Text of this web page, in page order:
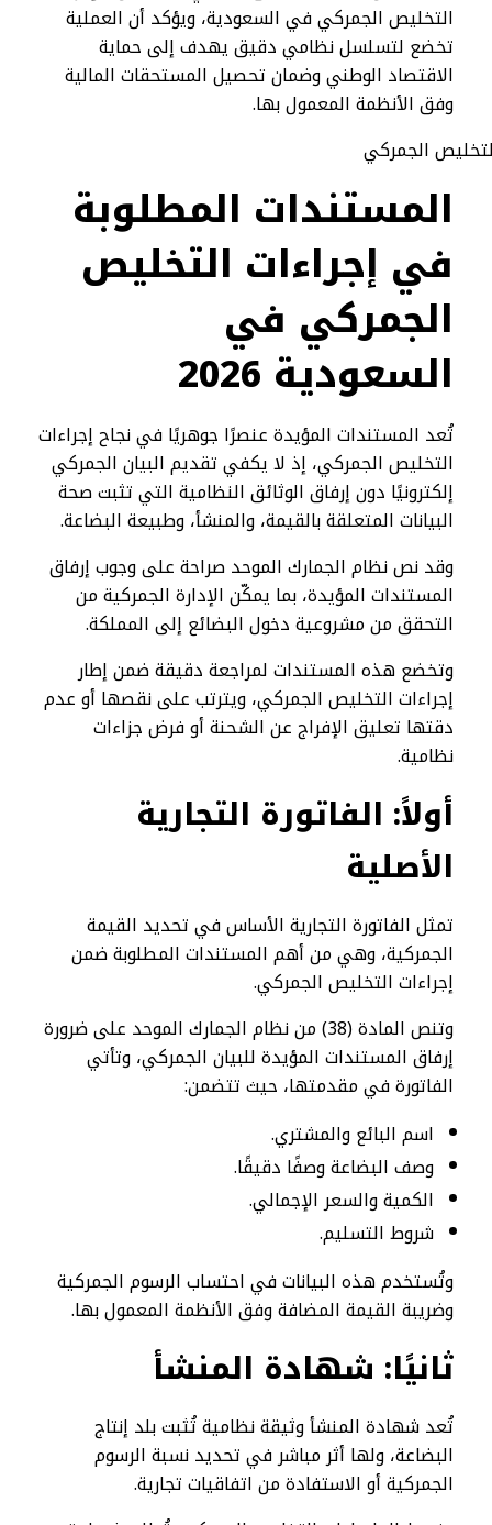
التخليص الجمركي في السعودية، ويؤكد أن العملية
تخضع لتسلسل نظامي دقيق يهدف إلى حماية
الاقتصاد الوطني وضمان تحصيل المستحقات المالية
وفق الأنظمة المعمول بها.
المستندات المطلوبة
في إجراءات التخليص
الجمركي في
السعودية 2026
تُعد المستندات المؤيدة عنصرًا جوهريًا في نجاح إجراءات
التخليص الجمركي، إذ لا يكفي تقديم البيان الجمركي
إلكترونيًا دون إرفاق الوثائق النظامية التي تثبت صحة
البيانات المتعلقة بالقيمة، والمنشأ، وطبيعة البضاعة.
وقد نص نظام الجمارك الموحد صراحة على وجوب إرفاق
المستندات المؤيدة، بما يمكّن الإدارة الجمركية من
التحقق من مشروعية دخول البضائع إلى المملكة.
وتخضع هذه المستندات لمراجعة دقيقة ضمن إطار
إجراءات التخليص الجمركي، ويترتب على نقصها أو عدم
دقتها تعليق الإفراج عن الشحنة أو فرض جزاءات
نظامية.
أولاً: الفاتورة التجارية
الأصلية
تمثل الفاتورة التجارية الأساس في تحديد القيمة
الجمركية، وهي من أهم المستندات المطلوبة ضمن
إجراءات التخليص الجمركي.
وتنص المادة (38) من نظام الجمارك الموحد على ضرورة
إرفاق المستندات المؤيدة للبيان الجمركي، وتأتي
الفاتورة في مقدمتها، حيث تتضمن:
اسم البائع والمشتري.
وصف البضاعة وصفًا دقيقًا.
الكمية والسعر الإجمالي.
شروط التسليم.
وتُستخدم هذه البيانات في احتساب الرسوم الجمركية
وضريبة القيمة المضافة وفق الأنظمة المعمول بها.
ثانيًا: شهادة المنشأ
تُعد شهادة المنشأ وثيقة نظامية تُثبت بلد إنتاج
البضاعة، ولها أثر مباشر في تحديد نسبة الرسوم
الجمركية أو الاستفادة من اتفاقيات تجارية.